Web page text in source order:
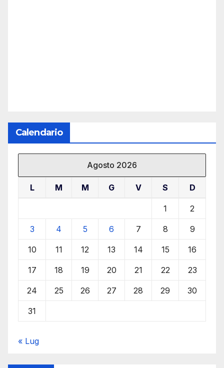
Calendario
Agosto 2026
L M M G V S D
1 2
3 4 5 6 7 8 9
10 11 12 13 14 15 16
17 18 19 20 21 22 23
24 25 26 27 28 29 30
31
« Lug